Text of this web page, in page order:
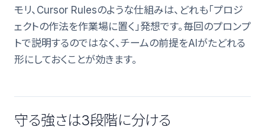
モリ、Cursor Rulesのような仕組みは、どれも「プロジ
ェクトの作法を作業場に置く」発想です。毎回のプロンプ
トで説明するのではなく、チームの前提をAIがたどれる
形にしておくことが効きます。
守る強さは3段階に分ける